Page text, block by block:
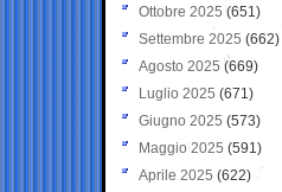
Ottobre 2025 (651)
Settembre 2025 (662)
Agosto 2025 (669)
Luglio 2025 (671)
Giugno 2025 (573)
Maggio 2025 (591)
Aprile 2025 (622)